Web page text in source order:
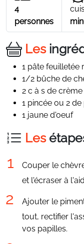
4
personnes
Les
1 pâte feuilletée
1/2 bûche de
2 c à s de
1 pincée ou 2
1 jaune d'oeuf
Les
Couper le
et l'écraser à
Ajouter le
tout, rectifier
vos papilles.